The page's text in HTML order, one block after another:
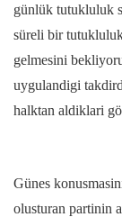
günlük tutukluluk
süreli bir
gelmesini
uygulandigi
halktan aldiklari
Günes
olusturan partinin